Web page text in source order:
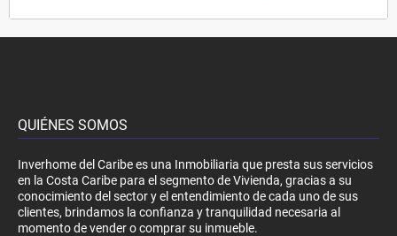
QUIÉNES SOMOS
Inverhome del Caribe es una Inmobiliaria que presta sus servicios
en la Costa Caribe para el segmento de Vivienda, gracias a su
conocimiento del sector y el entendimiento de cada uno de sus
clientes, brindamos la confianza y tranquilidad necesaria al
momento de vender o comprar su inmueble.